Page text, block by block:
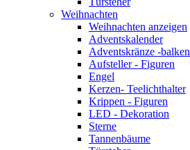
Weihnachten
Weihnachten anzeigen
Adventskalender
Adventskränze -balken
Aufsteller - Figuren
Engel
Kerzen- Teelichthalter
Krippen - Figuren
LED - Dekoration
Sterne
Tannenbäume